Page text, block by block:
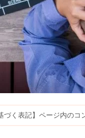
づく表記】ページ内の